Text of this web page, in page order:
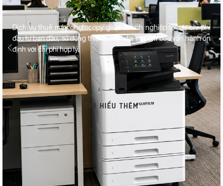
Dịch vụ thuê máy photocopy giúp doanh nghiệp tối ưu chi phí
đầu tư ban đầu, sử dụng thiết bị hiện đại và đảm bảo vận hành ổn
định với chi phí hợp lý.
TÌM HIỂU THÊM